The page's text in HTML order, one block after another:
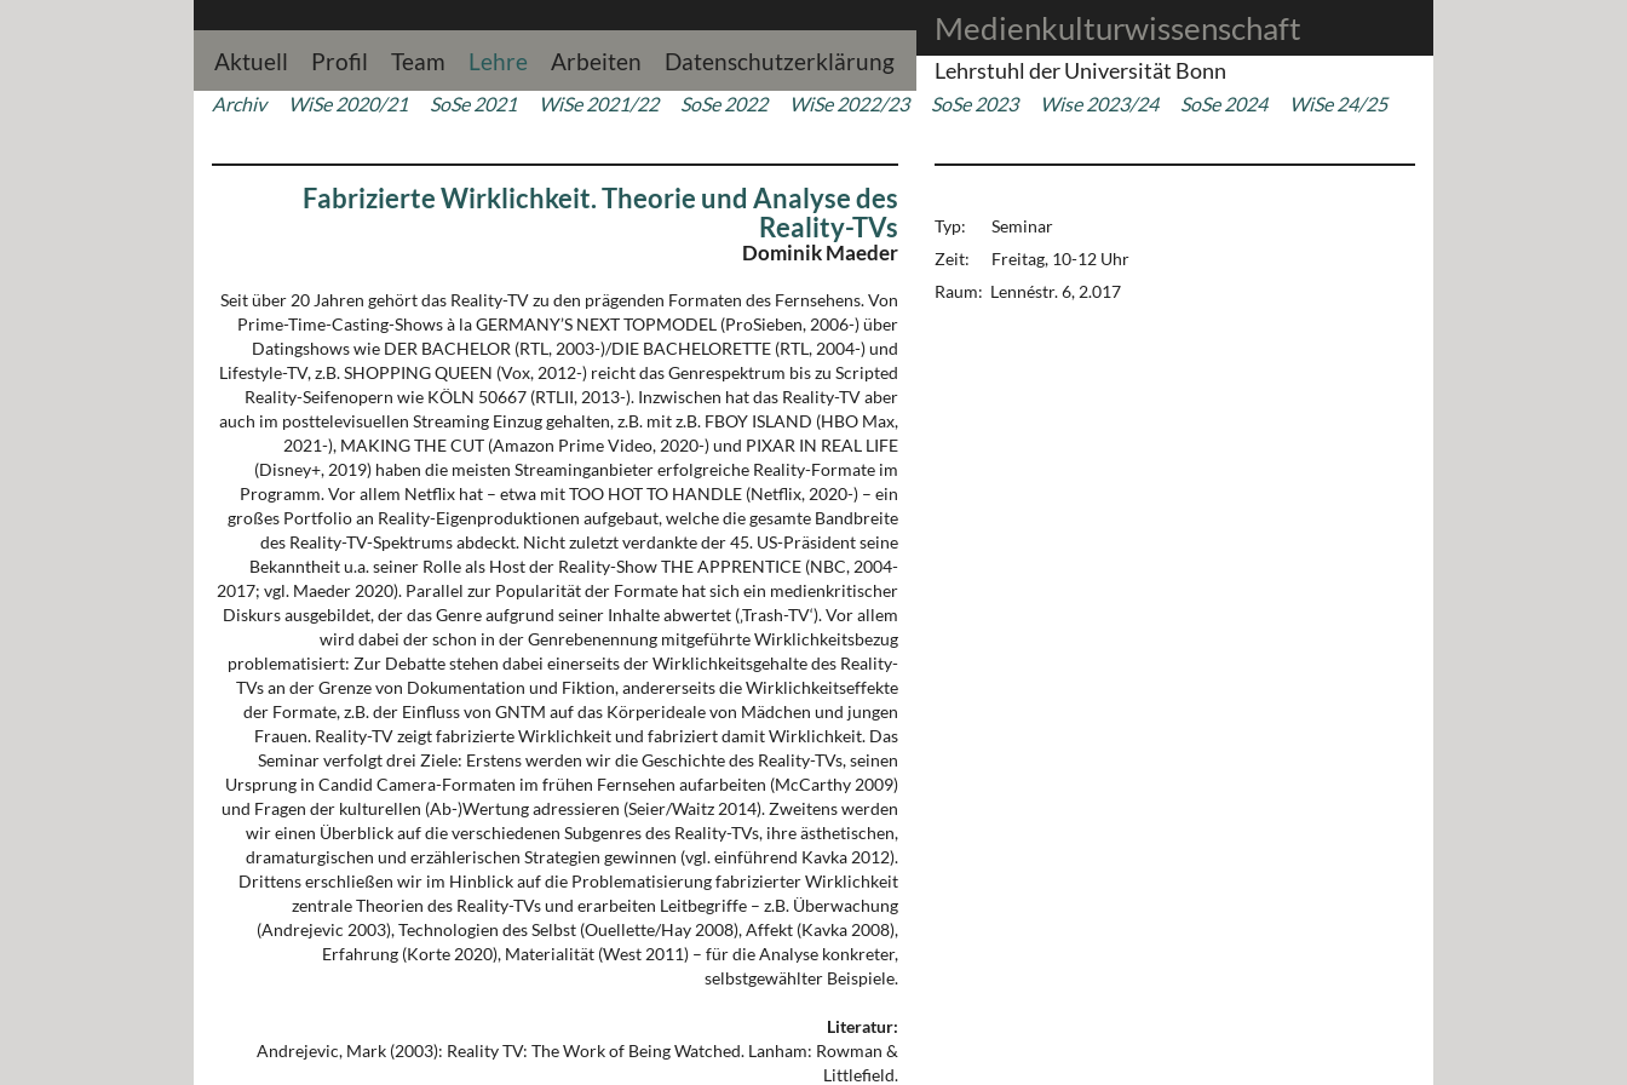
Medienkulturwissenschaft
Lehrstuhl der Universität Bonn
Aktuell Profil Team Lehre Arbeiten Datenschutzerklärung
Archiv WiSe 2020/21 SoSe 2021 WiSe 2021/22 SoSe 2022 WiSe 2022/23 SoSe 2023 Wise 2023/24 SoSe 2024 WiSe 24/25
Typ: Seminar
Zeit: Freitag, 10-12 Uhr
Raum: Lennéstr. 6, 2.017
Fabrizierte Wirklichkeit. Theorie und Analyse des
Reality-TVs
Dominik Maeder
Seit über 20 Jahren gehört das Reality-TV zu den prägenden Formaten des Fernsehens. Von
Prime-Time-Casting-Shows à la GERMANY’S NEXT TOPMODEL (ProSieben, 2006-) über
Datingshows wie DER BACHELOR (RTL, 2003-)/DIE BACHELORETTE (RTL, 2004-) und
Lifestyle-TV, z.B. SHOPPING QUEEN (Vox, 2012-) reicht das Genrespektrum bis zu Scripted
Reality-Seifenopern wie KÖLN 50667 (RTLII, 2013-). Inzwischen hat das Reality-TV aber
auch im posttelevisuellen Streaming Einzug gehalten, z.B. mit z.B. FBOY ISLAND (HBO Max,
2021-), MAKING THE CUT (Amazon Prime Video, 2020-) und PIXAR IN REAL LIFE
(Disney+, 2019) haben die meisten Streaminganbieter erfolgreiche Reality-Formate im
Programm. Vor allem Netflix hat – etwa mit TOO HOT TO HANDLE (Netflix, 2020-) – ein
großes Portfolio an Reality-Eigenproduktionen aufgebaut, welche die gesamte Bandbreite
des Reality-TV-Spektrums abdeckt. Nicht zuletzt verdankte der 45. US-Präsident seine
Bekanntheit u.a. seiner Rolle als Host der Reality-Show THE APPRENTICE (NBC, 2004-
2017; vgl. Maeder 2020). Parallel zur Popularität der Formate hat sich ein medienkritischer
Diskurs ausgebildet, der das Genre aufgrund seiner Inhalte abwertet (‚Trash-TV‘). Vor allem
wird dabei der schon in der Genrebenennung mitgeführte Wirklichkeitsbezug
problematisiert: Zur Debatte stehen dabei einerseits der Wirklichkeitsgehalte des Reality-
TVs an der Grenze von Dokumentation und Fiktion, andererseits die Wirklichkeitseffekte
der Formate, z.B. der Einfluss von GNTM auf das Körperideale von Mädchen und jungen
Frauen. Reality-TV zeigt fabrizierte Wirklichkeit und fabriziert damit Wirklichkeit. Das
Seminar verfolgt drei Ziele: Erstens werden wir die Geschichte des Reality-TVs, seinen
Ursprung in Candid Camera-Formaten im frühen Fernsehen aufarbeiten (McCarthy 2009)
und Fragen der kulturellen (Ab-)Wertung adressieren (Seier/Waitz 2014). Zweitens werden
wir einen Überblick auf die verschiedenen Subgenres des Reality-TVs, ihre ästhetischen,
dramaturgischen und erzählerischen Strategien gewinnen (vgl. einführend Kavka 2012).
Drittens erschließen wir im Hinblick auf die Problematisierung fabrizierter Wirklichkeit
zentrale Theorien des Reality-TVs und erarbeiten Leitbegriffe – z.B. Überwachung
(Andrejevic 2003), Technologien des Selbst (Ouellette/Hay 2008), Affekt (Kavka 2008),
Erfahrung (Korte 2020), Materialität (West 2011) – für die Analyse konkreter,
selbstgewählter Beispiele.
Literatur:
Andrejevic, Mark (2003): Reality TV: The Work of Being Watched. Lanham: Rowman &
Littlefield.